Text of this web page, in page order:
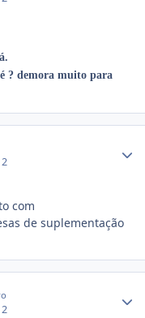
? demora muito para
com
de suplementação